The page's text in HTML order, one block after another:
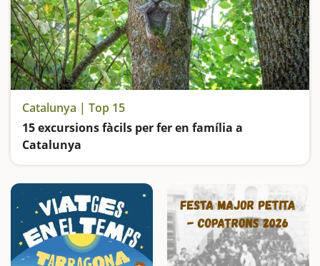
Catalunya | Top 15
15 excursions fàcils per fer en família a
Catalunya